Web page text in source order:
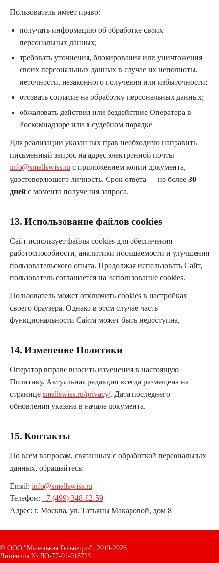
Пользователь имеет право:
получать информацию об обработке своих
персональных данных;
требовать уточнения, блокирования или уничтожения
своих персональных данных в случае их неполноты,
неточности, незаконного получения или избыточности;
отозвать согласие на обработку персональных данных;
обжаловать действия или бездействие Оператора в
Роскомнадзоре или в судебном порядке.
Для реализации указанных прав необходимо направить
письменный запрос на адрес электронной почты
info@smallswiss.ru с приложением копии документа,
удостоверяющего личность. Срок ответа — не более 30
дней с момента получения запроса.
13. Использование файлов cookies
Сайт использует файлы cookies для обеспечения
работоспособности, аналитики посещаемости и улучшения
пользовательского опыта. Продолжая использовать Сайт,
пользователь соглашается на использование cookies.
Пользователь может отключить cookies в настройках
своего браузера. Однако в этом случае часть
функциональности Сайта может быть недоступна.
14. Изменение Политики
Оператор вправе вносить изменения в настоящую
Политику. Актуальная редакция всегда размещена на
странице smallswiss.ru/privacy/. Дата последнего
обновления указана в начале документа.
15. Контакты
По всем вопросам, связанным с обработкой персональных
данных, обращайтесь:
Email: info@smallswiss.ru
Телефон: +7 (499) 348-82-59
Адрес: г. Москва, ул. Татьяны Макаровой, дом 8
© ООО "Маленькая Гельвеция", 2019-2026
Лицензия № ЛО-77-01-018723